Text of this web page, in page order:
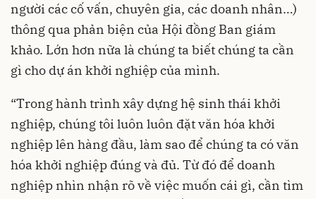
người các cố vấn, chuyên gia, các doanh nhân…)
thông qua phản biện của Hội đồng Ban giám
khảo. Lớn hơn nữa là chúng ta biết chúng ta cần
gì cho dự án khởi nghiệp của mình.
“Trong hành trình xây dựng hệ sinh thái khởi
nghiệp, chúng tôi luôn luôn đặt văn hóa khởi
nghiệp lên hàng đầu, làm sao để chúng ta có văn
hóa khởi nghiệp đúng và đủ. Từ đó để doanh
nghiệp nhìn nhận rõ về việc muốn cái gì, cần tìm